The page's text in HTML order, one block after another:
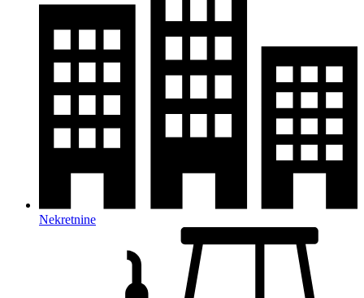
Nekretnine